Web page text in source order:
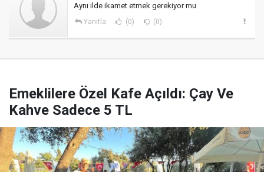
Aynı ilde ikamet etmek gerekiyor mu
Yanıtla (0) (0)
Emeklilere Özel Kafe Açıldı: Çay Ve
Kahve Sadece 5 TL